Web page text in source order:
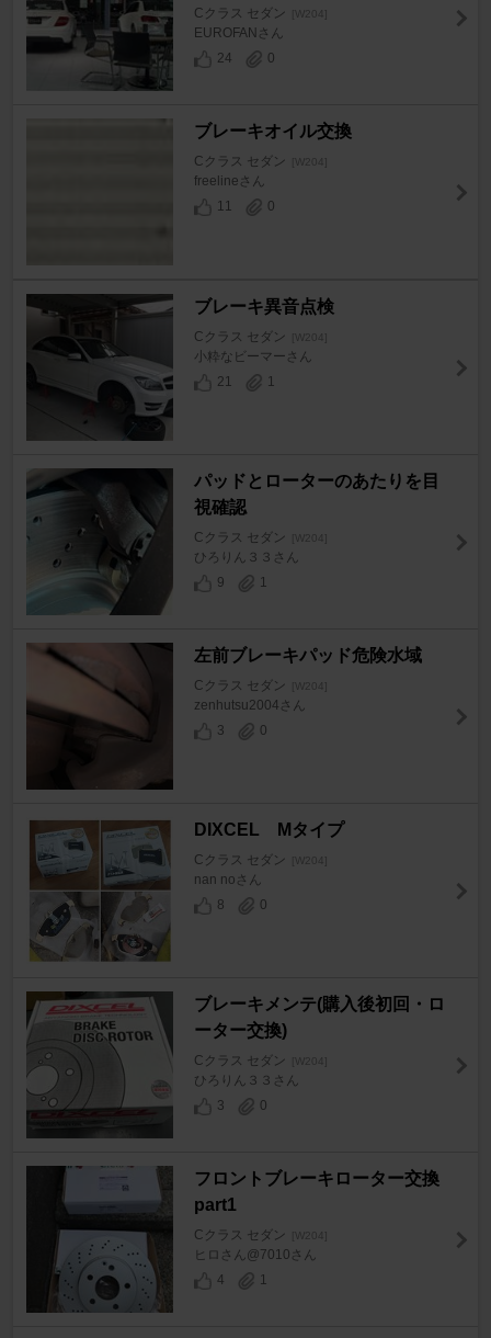
Cクラス セダン [W204]
EUROFANさん
24
0
ブレーキオイル交換
Cクラス セダン [W204]
freelineさん
11
0
ブレーキ異音点検
Cクラス セダン [W204]
小粋なビーマーさん
21
1
パッドとローターのあたりを目
視確認
Cクラス セダン [W204]
ひろりん３３さん
9
1
左前ブレーキパッド危険水域
Cクラス セダン [W204]
zenhutsu2004さん
3
0
DIXCEL Mタイプ
Cクラス セダン [W204]
nan noさん
8
0
ブレーキメンテ(購入後初回・ロ
ーター交換)
Cクラス セダン [W204]
ひろりん３３さん
3
0
フロントブレーキローター交換
part1
Cクラス セダン [W204]
ヒロさん@7010さん
4
1